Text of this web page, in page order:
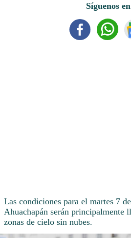
Síguenos
Las condiciones para el martes 7
Ahuachapán serán principalmente
zonas de cielo sin nubes.